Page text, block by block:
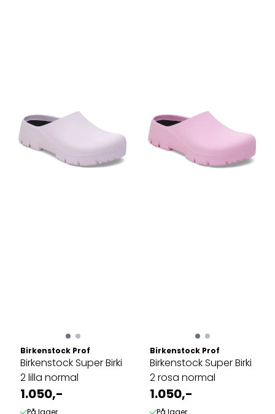
Birkenstock Prof
Birkenstock Super Birki
2 lilla normal
1.050,-
På lager
Birkenstock Prof
Birkenstock Super Birki
2 rosa normal
1.050,-
På lager